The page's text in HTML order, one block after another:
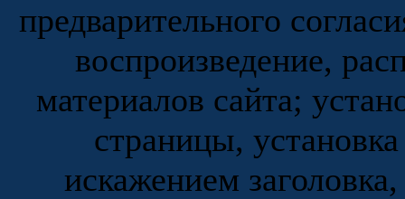
предварительного
воспроизведение,
материалов сайта;
страницы,
искажением